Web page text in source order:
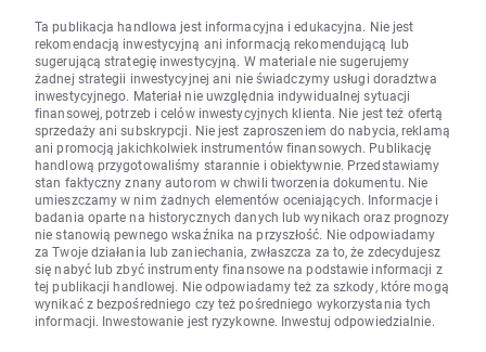
Ta publikacja handlowa jest informacyjna i edukacyjna. Nie jest
rekomendacją inwestycyjną ani informacją rekomendującą lub
sugerującą strategię inwestycyjną. W materiale nie sugerujemy
żadnej strategii inwestycyjnej ani nie świadczymy usługi doradztwa
inwestycyjnego. Materiał nie uwzględnia indywidualnej sytuacji
finansowej, potrzeb i celów inwestycyjnych klienta. Nie jest też ofertą
sprzedaży ani subskrypcji. Nie jest zaproszeniem do nabycia, reklamą
ani promocją jakichkolwiek instrumentów finansowych. Publikację
handlową przygotowaliśmy starannie i obiektywnie. Przedstawiamy
stan faktyczny znany autorom w chwili tworzenia dokumentu. Nie
umieszczamy w nim żadnych elementów oceniających. Informacje i
badania oparte na historycznych danych lub wynikach oraz prognozy
nie stanowią pewnego wskaźnika na przyszłość. Nie odpowiadamy
za Twoje działania lub zaniechania, zwłaszcza za to, że zdecydujesz
się nabyć lub zbyć instrumenty finansowe na podstawie informacji z
tej publikacji handlowej. Nie odpowiadamy też za szkody, które mogą
wynikać z bezpośredniego czy też pośredniego wykorzystania tych
informacji. Inwestowanie jest ryzykowne. Inwestuj odpowiedzialnie.